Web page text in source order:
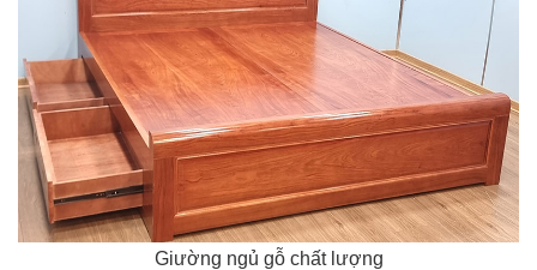
Giường ngủ gỗ chất lượng